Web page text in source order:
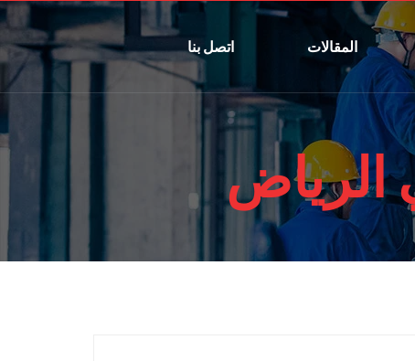
المقالات اتصل بنا